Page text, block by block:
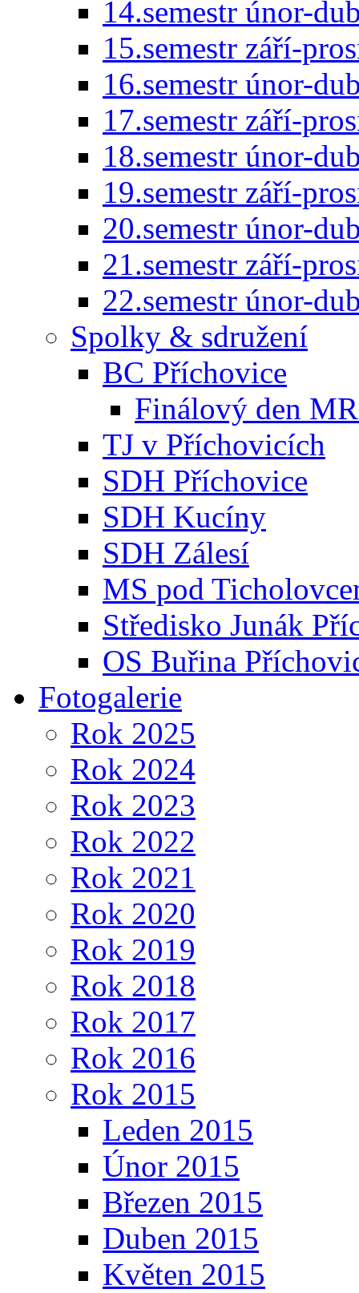
14.semestr únor-
15.semestr září-
16.semestr únor-
17.semestr září-
18.semestr únor-
19.semestr září-
20.semestr únor-
21.semestr září-
22.semestr únor-
Spolky & sdružení
BC Příchovice
Finálový den
TJ v Příchovicích
SDH Příchovice
SDH Kucíny
SDH Zálesí
MS pod
Středisko Junák
OS Buřina
Fotogalerie
Rok 2025
Rok 2024
Rok 2023
Rok 2022
Rok 2021
Rok 2020
Rok 2019
Rok 2018
Rok 2017
Rok 2016
Rok 2015
Leden 2015
Únor 2015
Březen 2015
Duben 2015
Květen 2015